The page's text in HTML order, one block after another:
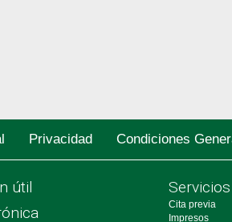
Privacidad Condiciones
útil
Cita previa
Impresos